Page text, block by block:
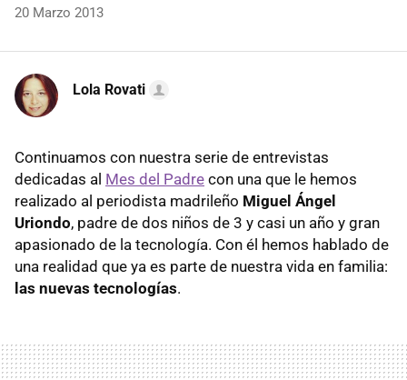
20 Marzo 2013
Lola Rovati
Continuamos con nuestra serie de entrevistas
dedicadas al Mes del Padre con una que le hemos
realizado al periodista madrileño Miguel Ángel
Uriondo, padre de dos niños de 3 y casi un año y gran
apasionado de la tecnología. Con él hemos hablado de
una realidad que ya es parte de nuestra vida en familia:
las nuevas tecnologías.